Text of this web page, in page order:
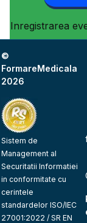
Inregistrarea
©
FormareMedicala
2026
Sistem de
Management al
Securitatii Informatiei
in conformitate cu
cerintele
standardelor ISO/IEC
27001:2022 / SR EN